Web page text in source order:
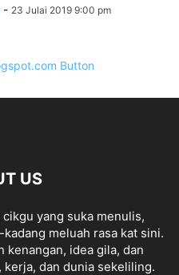
- 23 Julai 2019 9:00 pm
US
yang suka menulis,
meluah rasa kat sini.
kenangan, idea gila, dan
kerja, dan dunia sekeliling.